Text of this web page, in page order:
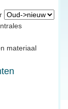
materiaal